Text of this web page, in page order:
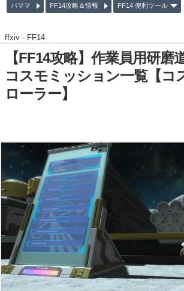
パママ FF14攻略＆情報 FF14 便利ツール
ffxiv - FF14
【FF14攻略】作業員用研磨
コスモミッション一覧【コ
ローラー】